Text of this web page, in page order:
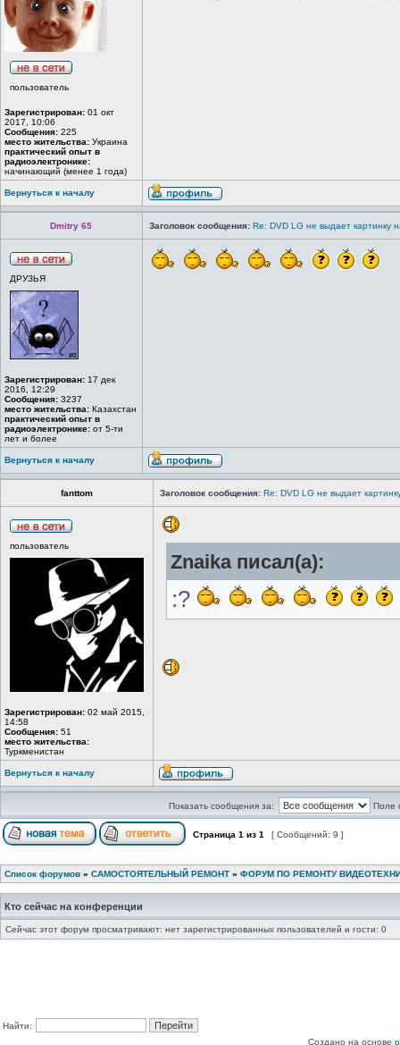
пользователь
Зарегистрирован: 01 окт
2017, 10:06
Сообщения: 225
место жительства: Украина
практический опыт в
радиоэлектронике:
начинающий (менее 1 года)
Вернуться к началу
Dmitry 65 Заголовок сообщения: Re: DVD LG не выдает картинку
ДРУЗЬЯ
Зарегистрирован: 17 дек
2016, 12:29
Сообщения: 3237
место жительства: Казахстан
практический опыт в
радиоэлектронике: от 5-ти
лет и более
Вернуться к началу
fanttom Заголовок сообщения: Re: DVD LG не выдает
пользователь
Зарегистрирован: 02 май 2015,
14:58
Сообщения: 51
место жительства:
Туркменистан
Znaika писал(а):
:?
Вернуться к началу
Показать сообщения за: Поле
Страница 1 из 1 [ Сообщений: 9 ]
Список форумов » САМОСТОЯТЕЛЬНЫЙ РЕМОНТ » ФОРУМ ПО РЕМОНТУ
Кто сейчас на конференции
Сейчас этот форум просматривают: нет зарегистрированных пользователей и гости: 0
Найти:
Создано на основе